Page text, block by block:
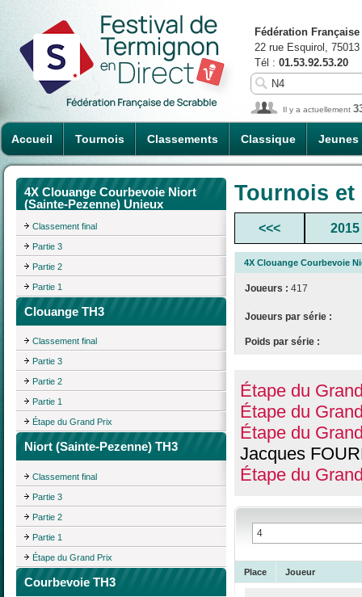
Accueil Tournois Classements Classique Jeunes
Fédération
22 rue Esquirol,
Tél : 01.53.92.53.20
Il y a actuellement
4X Clouange Courbevoie Niort
(Sainte-Pezenne) Unieux
Classement final
Partie 3
Partie 2
Partie 1
Clouange TH3
Classement final
Partie 3
Partie 2
Partie 1
Étape du Grand Prix
Niort (Sainte-Pezenne) TH3
Classement final
Partie 3
Partie 2
Partie 1
Étape du Grand Prix
Courbevoie TH3
Tournois
<<< 2015
4X Clouange Courbevoie
Joueurs : 417
Joueurs par série :
Poids par série :
Étape du
Étape du
Étape du
Jacques
Étape du
Place Joueur